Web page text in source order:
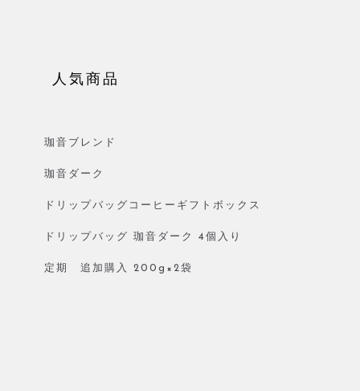
人気商品
珈音ブレンド
珈音ダーク
ドリップバッグコーヒーギフトボックス
ドリップバッグ 珈音ダーク 4個入り
定期 追加購入 200g×2袋